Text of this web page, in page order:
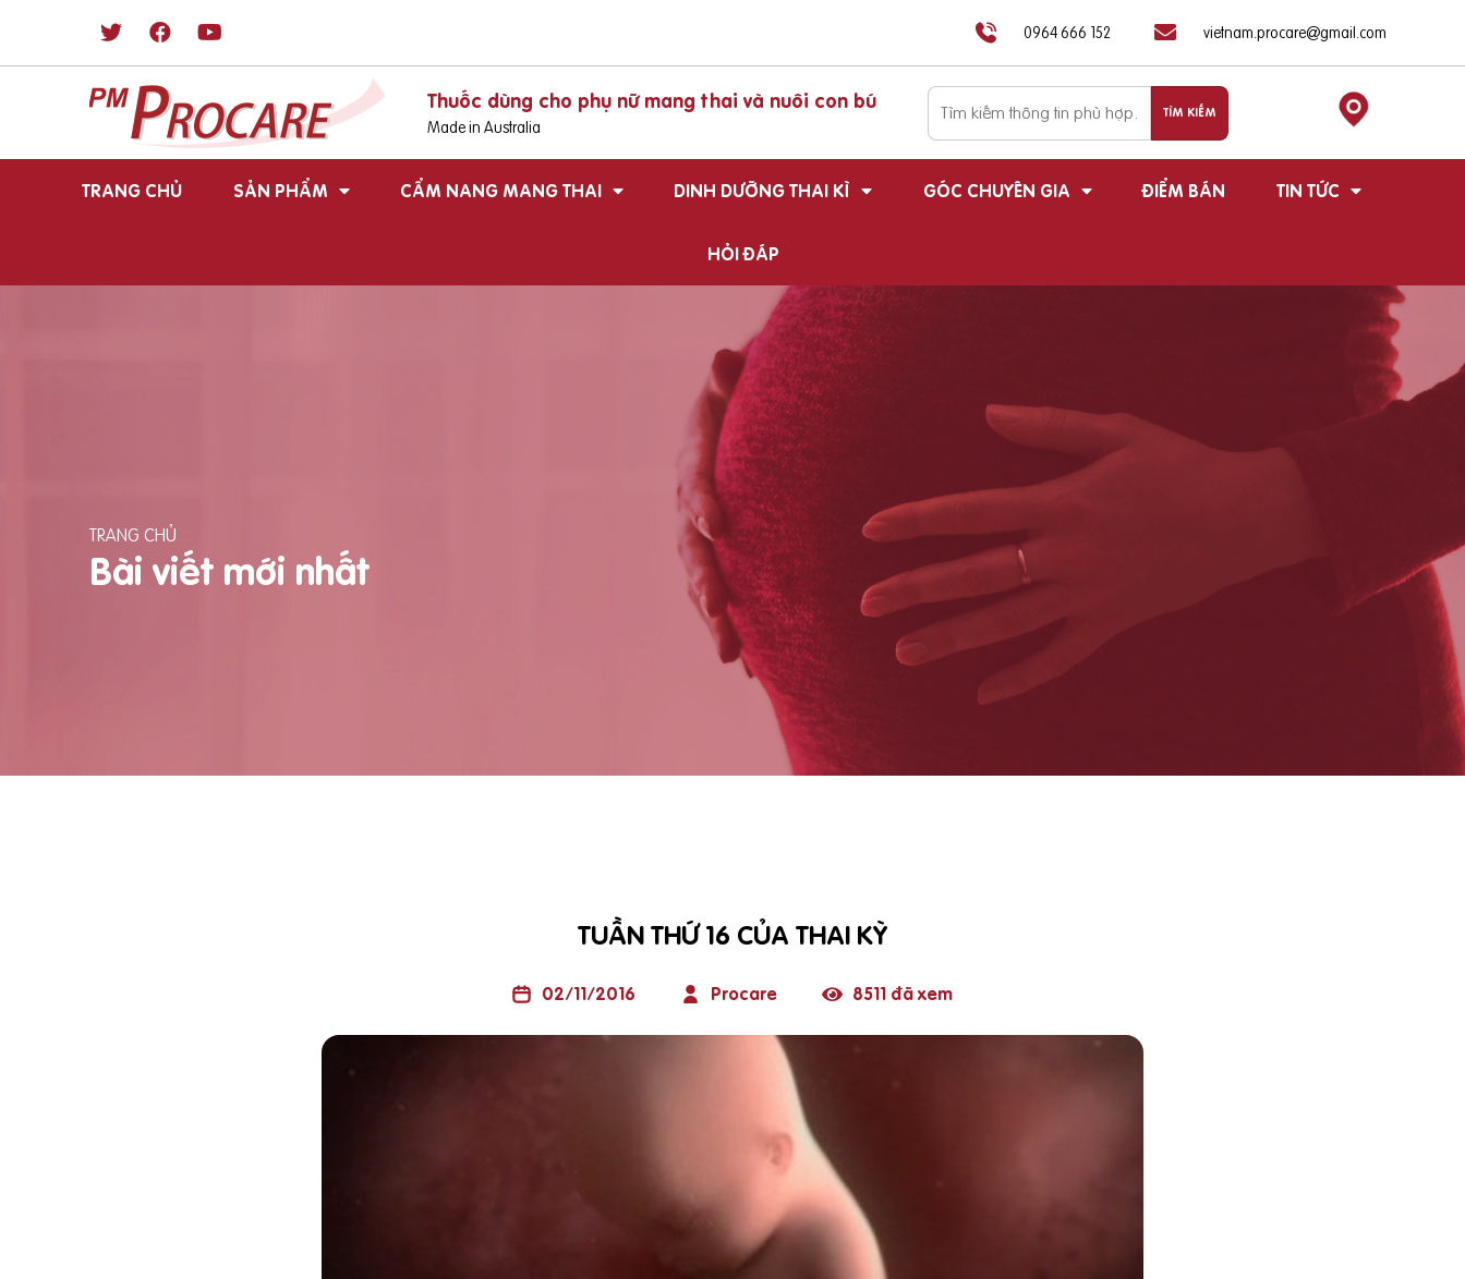
0964 666 152 vietnam.procare@gmail.com
Thuốc dùng cho phụ nữ mang thai và nuôi con bú
Made in Australia
TRANG CHỦ SẢN PHẨM CẨM NANG MANG THAI DINH DƯỠNG THAI KÌ GÓC CHUYÊN GIA ĐIỂM BÁN TIN TỨC
HỎI ĐÁP
TRANG CHỦ
Bài viết mới nhất
TUẦN THỨ 16 CỦA THAI KỲ
02/11/2016 Procare 8511 đã xem